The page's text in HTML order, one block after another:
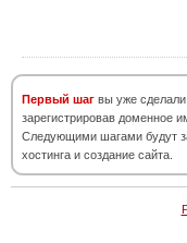
Первый шаг вы уже сделали,
зарегистрировав доменное
Следующими шагами будут
хостинга и создание сайта.